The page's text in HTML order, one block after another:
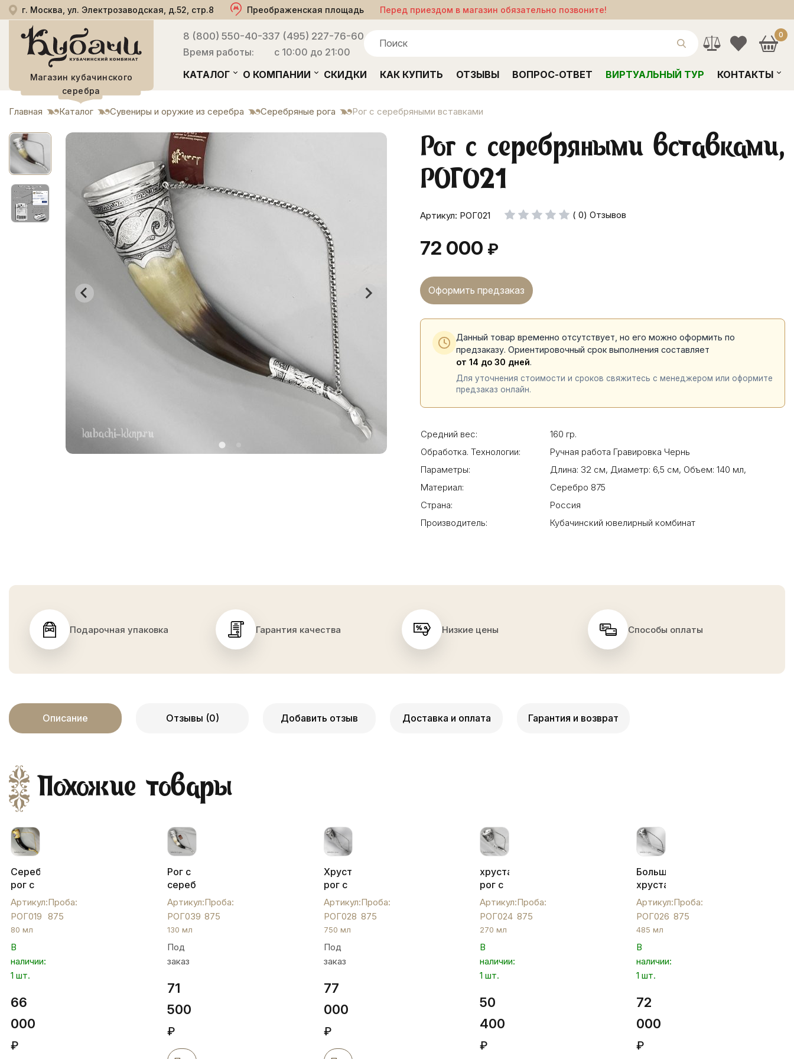
г. Москва, ул. Электрозаводская, д.52, стр.8 Преображенская площадь Перед приездом в магазин обязательно позвоните!
Магазин кубачинского
серебра
8 (800) 550-40-33
Время работы:
7 (495) 227-76-60
с 10:00 до 21:00
0
КАТАЛОГ О КОМПАНИИ СКИДКИ КАК КУПИТЬ ОТЗЫВЫ ВОПРОС-ОТВЕТ ВИРТУАЛЬНЫЙ ТУР КОНТАКТЫ
Главная Каталог Сувениры и оружие из серебра Серебряные рога Рог с серебряными вставками
Рог с серебряными вставками,
РОГ021
Артикул: РОГ021 ( 0) Отзывов
72 000 ₽
Оформить предзаказ
Данный товар временно отсутствует, но его можно оформить по
предзаказу. Ориентировочный срок выполнения составляет
от 14 до 30 дней.
Для уточнения стоимости и сроков свяжитесь с менеджером или оформите
предзаказ онлайн.
Средний вес:
160 гр.
Обработка. Технологии:
Ручная работа Гравировка Чернь
Параметры:
Длина: 32 см, Диаметр: 6,5 см, Объем: 140 мл,
Материал:
Серебро 875
Страна:
Россия
Производитель:
Кубачинский ювелирный комбинат
Подарочная упаковка Гарантия качества Низкие цены Способы оплаты
Описание Отзывы (0) Добавить отзыв Доставка и оплата Гарантия и возврат
Похожие товары
Серебряный
рог с
позолотой
и
эмалью,
РОГ019
Артикул:
РОГ019
Проба:
875
80 мл
В
наличии:
1 шт.
66
000
₽
Рог с
серебряными
вставками
"Кубачи",
РОГ039
Артикул:
РОГ039
Проба:
875
130 мл
Под
заказ
71
500
₽
Хрустальный
рог с
вставками
из
серебра
от
кубачинских
мастеров,
Артикул:
РОГ028
Проба:
875
750 мл
Под
заказ
77
000
₽
хрустальный
рог с
вставками
из
серебра,
РОГ024
Артикул:
РОГ024
Проба:
875
270 мл
В
наличии:
1 шт.
50
400
₽
Большой
хрустальный
рог с
серебряными
вставками,
РОГ026
Артикул:
РОГ026
Проба:
875
485 мл
В
наличии:
1 шт.
72
000
₽